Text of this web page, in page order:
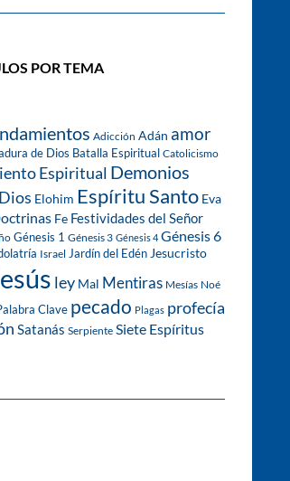
POR TEMA
Adicción Adán amor
de Dios Batalla Espiritual Catolicismo
Espiritual Demonios
Dios Elohim Espíritu Santo Eva
Fe Festividades del Señor
Génesis 1 Génesis 3 Génesis 4 Génesis 6
Israel Jardín del Edén Jesucristo
ley Mal Mentiras Mesías Noé
Clave pecado Plagas profecía
Satanás Serpiente Siete Espíritus